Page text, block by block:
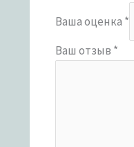
Ваша оценка *
Ваш отзыв *